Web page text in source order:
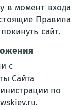
в момент входа
Правила
сайт.
с
Сайта
по